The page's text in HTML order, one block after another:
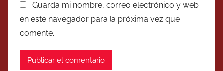
Guarda mi nombre, correo electrónico y web
en este navegador para la próxima vez que
comente.